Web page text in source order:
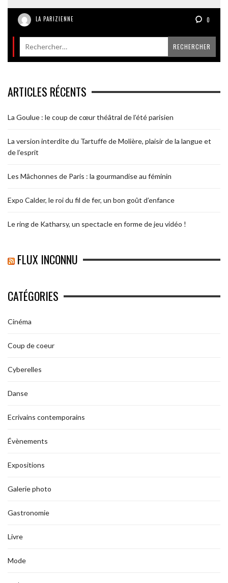
LA PARIZIENNE 0
ARTICLES RÉCENTS
La Goulue : le coup de cœur théâtral de l’été parisien
La version interdite du Tartuffe de Molière, plaisir de la langue et
de l’esprit
Les Mâchonnes de Paris : la gourmandise au féminin
Expo Calder, le roi du fil de fer, un bon goût d’enfance
Le ring de Katharsy, un spectacle en forme de jeu vidéo !
FLUX INCONNU
CATÉGORIES
Cinéma
Coup de coeur
Cyberelles
Danse
Ecrivains contemporains
Évènements
Expositions
Galerie photo
Gastronomie
Livre
Mode